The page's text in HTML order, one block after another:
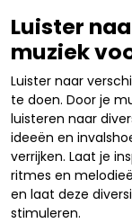
Luister
muziek
Luister naar
te doen. Door je
luisteren naar
ideeën en
verrijken. Laat je
ritmes en
en laat deze
stimuleren.